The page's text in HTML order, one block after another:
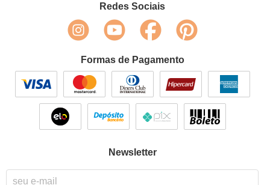
Redes Sociais
Formas de Pagamento
Newsletter